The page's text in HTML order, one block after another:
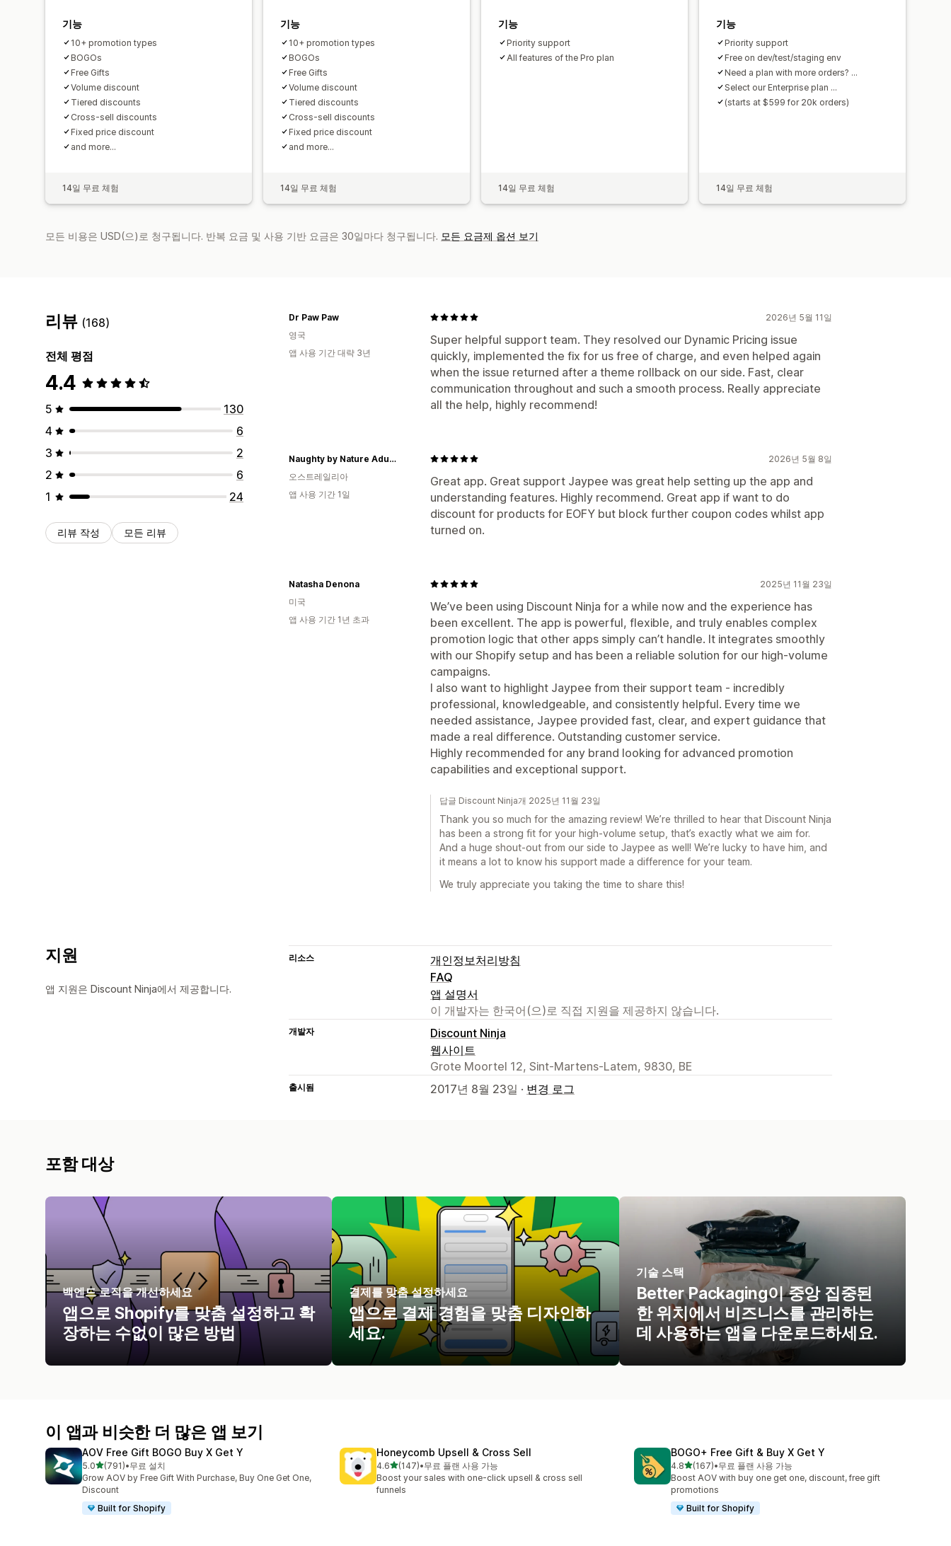
기능
10+ promotion types
BOGOs
Free Gifts
Volume discount
Tiered discounts
Cross-sell discounts
Fixed price discount
and more...
14일 무료 체험
기능
10+ promotion types
BOGOs
Free Gifts
Volume discount
Tiered discounts
Cross-sell discounts
Fixed price discount
and more...
14일 무료 체험
기능
Priority support
All features of the Pro plan
14일 무료 체험
기능
Priority support
Free on dev/test/staging env
Need a plan with more orders? ...
Select our Enterprise plan ...
(starts at $599 for 20k orders)
14일 무료 체험
모든 비용은 USD(으)로 청구됩니다. 반복 요금 및 사용 기반 요금은 30일마다 청구됩니다. 모든 요금제 옵션 보기
리뷰 (168)
전체 평점
4.4
5
130
4
6
3
2
2
6
1
24
리뷰 작성 모든 리뷰
2026년 5월 11일
Super helpful support team. They resolved our Dynamic Pricing issue
quickly, implemented the fix for us free of charge, and even helped again
when the issue returned after a theme rollback on our side. Fast, clear
communication throughout and such a smooth process. Really appreciate
all the help, highly recommend!
Dr Paw Paw
영국
앱 사용 기간 대략 3년
2026년 5월 8일
Great app. Great support Jaypee was great help setting up the app and
understanding features. Highly recommend. Great app if want to do
discount for products for EOFY but block further coupon codes whilst app
turned on.
Naughty by Nature Adult Store
오스트레일리아
앱 사용 기간 1일
2025년 11월 23일
We’ve been using Discount Ninja for a while now and the experience has
been excellent. The app is powerful, flexible, and truly enables complex
promotion logic that other apps simply can’t handle. It integrates smoothly
with our Shopify setup and has been a reliable solution for our high-volume
campaigns.
I also want to highlight Jaypee from their support team - incredibly
professional, knowledgeable, and consistently helpful. Every time we
needed assistance, Jaypee provided fast, clear, and expert guidance that
made a real difference. Outstanding customer service.
Highly recommended for any brand looking for advanced promotion
capabilities and exceptional support.
Natasha Denona
미국
앱 사용 기간 1년 초과
답글 Discount Ninja개 2025년 11월 23일
Thank you so much for the amazing review! We’re thrilled to hear that Discount Ninja
has been a strong fit for your high-volume setup, that’s exactly what we aim for.
And a huge shout-out from our side to Jaypee as well! We’re lucky to have him, and
it means a lot to know his support made a difference for your team.
We truly appreciate you taking the time to share this!
지원
앱 지원은 Discount Ninja에서 제공합니다.
리소스
개인정보처리방침
FAQ
앱 설명서
이 개발자는 한국어(으)로 직접 지원을 제공하지 않습니다.
개발자
Discount Ninja
웹사이트
Grote Moortel 12, Sint-Martens-Latem, 9830, BE
출시됨 2017년 8월 23일 · 변경 로그
포함 대상
백엔드 로직을 개선하세요
앱으로 Shopify를 맞춤 설정하고 확
장하는 수없이 많은 방법
결제를 맞춤 설정하세요
앱으로 결제 경험을 맞춤 디자인하
세요.
기술 스택
Better Packaging이 중앙 집중된
한 위치에서 비즈니스를 관리하는
데 사용하는 앱을 다운로드하세요.
이 앱과 비슷한 더 많은 앱 보기
AOV Free Gift BOGO Buy X Get Y
5.0별 5개 중
(791)
총 리뷰 791개
•무료 설치
Grow AOV by Free Gift With Purchase, Buy One Get One,
Discount
Built for Shopify
Honeycomb Upsell & Cross Sell
4.6별 5개 중
(147)
총 리뷰 147개
•무료 플랜 사용 가능
Boost your sales with one-click upsell & cross sell
funnels
BOGO+ Free Gift & Buy X Get Y
4.8별 5개 중
(167)
총 리뷰 167개
•무료 플랜 사용 가능
Boost AOV with buy one get one, discount, free gift
promotions
Built for Shopify